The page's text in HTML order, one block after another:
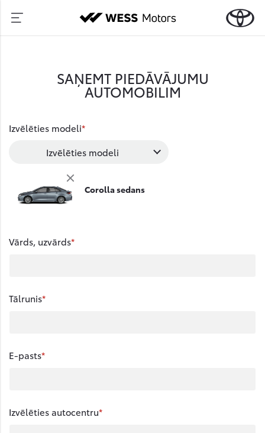
SAŅEMT PIEDĀVĀJUMU
AUTOMOBILIM
Izvēlēties modeli
Izvēlēties modeli
Corolla sedans
Vārds, uzvārds
Tālrunis
E-pasts
Izvēlēties autocentru